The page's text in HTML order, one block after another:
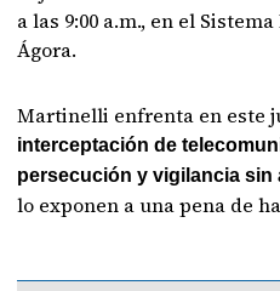
a las 9:00 a.m., en el
Ágora.
Martinelli enfrenta en este
interceptación de
persecución y vigilancia sin
lo exponen a una pena de